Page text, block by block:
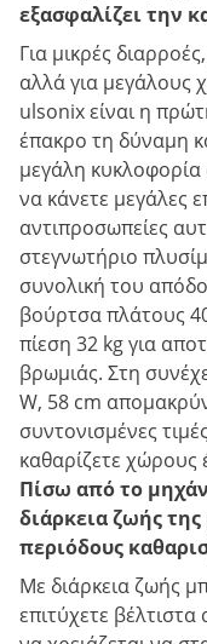
εξασφαλίζει την
Για μικρές
αλλά για μεγάλους
ulsonix είναι η
έπακρο τη δύναμη
μεγάλη
να κάνετε μεγάλες
αντιπροσωπείες
στεγνωτήριο
συνολική του
βούρτσα πλάτους
πίεση 32 kg για
βρωμιάς. Στη
W, 58 cm
συντονισμένες
καθαρίζετε χώρους
Πίσω από το
διάρκεια ζωής
περιόδους
Με διάρκεια ζωής
επιτύχετε